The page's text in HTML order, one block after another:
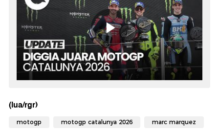
(lua/rgr)
motogp motogp catalunya 2026 marc marquez